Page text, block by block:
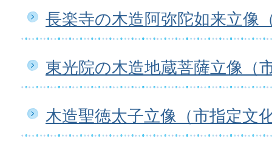
長楽寺の木造阿弥陀如来立像
東光院の木造地蔵菩薩立像（
木造聖徳太子立像（市指定文